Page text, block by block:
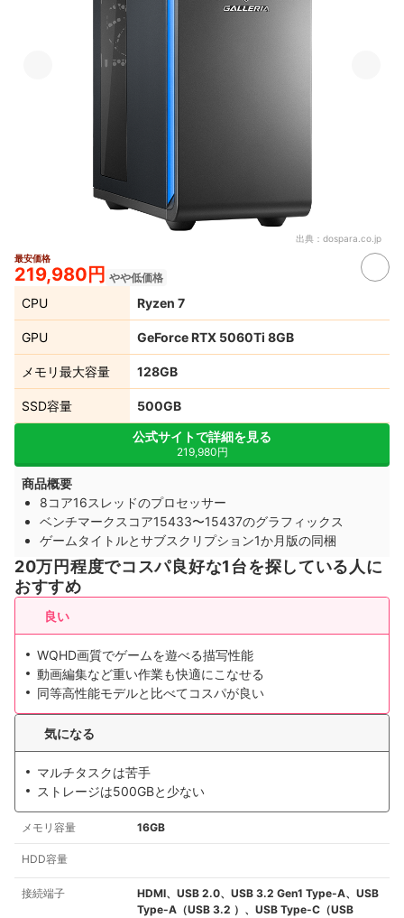
出典： dospara.co.jp
最安価格
219,980円 やや低価格
CPU Ryzen 7
GPU GeForce RTX 5060Ti 8GB
メモリ最大容量 128GB
SSD容量
500GB
公式サイトで詳細を見る
219,980円
商品概要
8コア16スレッドのプロセッサー
ベンチマークスコア15433〜15437のグラフィックス
ゲームタイトルとサブスクリプション1か月版の同梱
20万円程度でコスパ良好な1台を探している人に
おすすめ
良い
WQHD画質でゲームを遊べる描写性能
動画編集など重い作業も快適にこなせる
同等高性能モデルと比べてコスパが良い
気になる
マルチタスクは苦手
ストレージは500GBと少ない
メモリ容量 16GB
HDD容量
接続端子
HDMI、USB 2.0、USB 3.2 Gen1 Type-A、USB
Type-A（USB 3.2 ）、USB Type-C（USB